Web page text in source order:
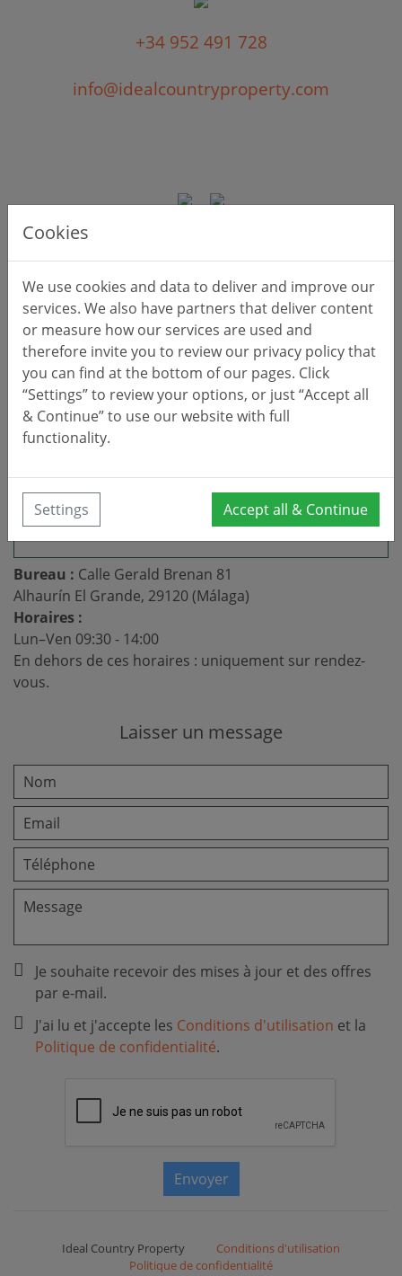
+34 952 491 728
info@idealcountryproperty.com
Rendez nous visite
Bureau : Calle Gerald Brenan 81
Alhaurín El Grande, 29120 (Málaga)
Horaires :
Lun–Ven 09:30 - 14:00
En dehors de ces horaires : uniquement sur rendez-
vous.
Laisser un message
Je souhaite recevoir des mises à jour et des offres
par e-mail.
J'ai lu et j'accepte les Conditions d'utilisation et la
Politique de confidentialité.
Envoyer
Ideal Country Property
Conditions d'utilisation
Politique de confidentialité
Cookies
We use cookies and data to deliver and improve our
services. We also have partners that deliver content
or measure how our services are used and
therefore invite you to review our privacy policy that
you can find at the bottom of our pages. Click
“Settings” to review your options, or just “Accept all
& Continue” to use our website with full
functionality.
Settings Accept all & Continue